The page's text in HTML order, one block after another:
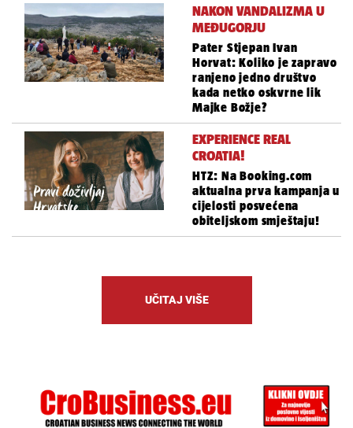
NAKON VANDALIZMA U
MEĐUGORJU
Pater Stjepan Ivan
Horvat: Koliko je zapravo
ranjeno jedno društvo
kada netko oskvrne lik
Majke Božje?
EXPERIENCE REAL
CROATIA!
HTZ: Na Booking.com
aktualna prva kampanja u
cijelosti posvećena
obiteljskom smještaju!
UČITAJ VIŠE